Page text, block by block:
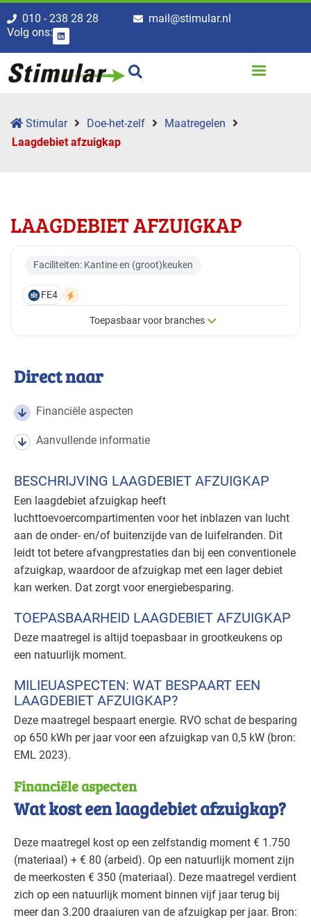
010 - 238 28 28
mail@stimular.nl
Volg ons:
Stimular Doe-het-zelf
Maatregelen
Laagdebiet afzuigkap
LAAGDEBIET AFZUIGKAP
Faciliteiten: Kantine en (groot)keuken
FE4
Toepasbaar voor branches
Toepasbaar voor branches
branches
Cultuur - evenementen
Cultuur - musea Basis
Kantoren Basis
Onderwijs Basis
Recreatie - congreslocaties
Recreatie - hotels Basis
Recreatie - restaurants en cafés
Voedingsindustrie - brood en banket Basis
Voedingsindustrie - vlees Basis
Zorg - overig Basis
Zorg - ziekenhuizen Basis
Zorg - zorginstellingen Basis
Direct naar
Financiële aspecten
Aanvullende informatie
BESCHRIJVING LAAGDEBIET AFZUIGKAP
Een laagdebiet afzuigkap heeft
luchttoevoercompartimenten voor het inblazen van lucht
aan de onder- en/of buitenzijde van de luifelranden. Dit
leidt tot betere afvangprestaties dan bij een conventionele
afzuigkap, waardoor de afzuigkap met een lager debiet
kan werken. Dat zorgt voor energiebesparing.
TOEPASBAARHEID LAAGDEBIET AFZUIGKAP
Deze maatregel is altijd toepasbaar in grootkeukens op
een natuurlijk moment.
MILIEUASPECTEN: WAT BESPAART EEN
LAAGDEBIET AFZUIGKAP?
Deze maatregel bespaart energie. RVO schat de besparing
op 650 kWh per jaar voor een afzuigkap van 0,5 kW (bron:
EML 2023).
Financiële aspecten
Wat kost een laagdebiet afzuigkap?
Deze maatregel kost op een zelfstandig moment € 1.750
(materiaal) + € 80 (arbeid). Op een natuurlijk moment zijn
de meerkosten € 350 (materiaal). Deze maatregel verdient
zich op een natuurlijk moment binnen vijf jaar terug bij
meer dan 3.200 draaiuren van de afzuigkap per jaar. Bron: